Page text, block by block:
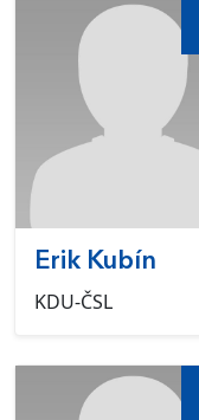
Erik Kubín
KDU-ČSL